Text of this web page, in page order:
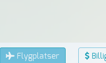
Flygplatser